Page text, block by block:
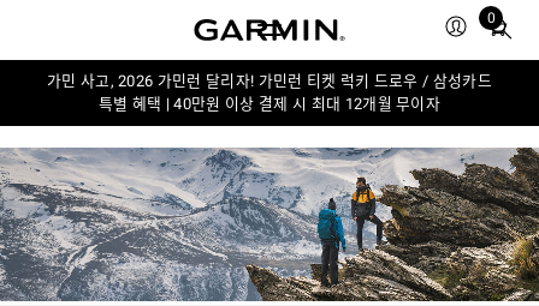
0
Total
in
가민 사고, 2026 가민런 달리자! 가민런 티켓 럭키 드로우 / 삼성카드
특별 혜택 | 40만원 이상 결제 시 최대 12개월 무이자